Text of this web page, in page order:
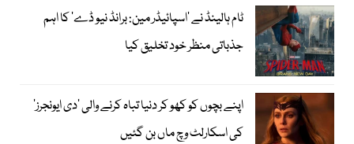
ٹام ہالینڈ نے ’اسپائیڈر مین: برانڈ نیو ڈے‘ کا اہم
جذباتی منظر خود تخلیق کیا
اپنے بچوں کو کھو کر دنیا تباہ کرنے والی ’دی ایونجرز‘
کی اسکارلٹ وچ ماں بن گئیں